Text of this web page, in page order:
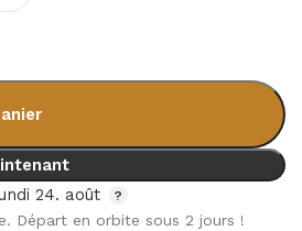
24. août
Départ en orbite sous 2 jours !